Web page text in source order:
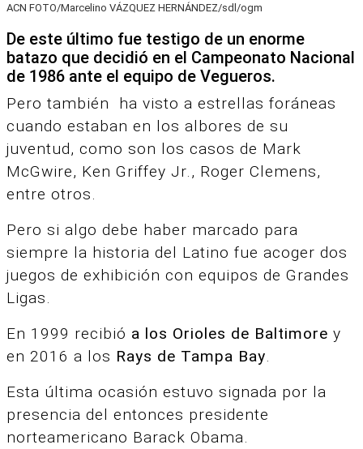
ACN FOTO/Marcelino VÁZQUEZ HERNÁNDEZ/sdl/ogm
De este último fue testigo de un enorme
batazo que decidió en el Campeonato Nacional
de 1986 ante el equipo de Vegueros.
Pero también ha visto a estrellas foráneas
cuando estaban en los albores de su
juventud, como son los casos de Mark
McGwire, Ken Griffey Jr., Roger Clemens,
entre otros.
Pero si algo debe haber marcado para
siempre la historia del Latino fue acoger dos
juegos de exhibición con equipos de Grandes
Ligas.
En 1999 recibió a los Orioles de Baltimore y
en 2016 a los Rays de Tampa Bay.
Esta última ocasión estuvo signada por la
presencia del entonces presidente
norteamericano Barack Obama.